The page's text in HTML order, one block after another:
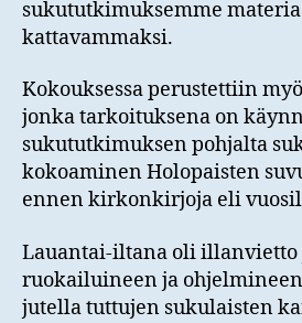
sukututkimuksemme
kattavammaksi.
Kokouksessa perustettiin
jonka tarkoituksena on
sukututkimuksen pohjalta
kokoaminen Holopaisten
ennen kirkonkirjoja eli
Lauantai-iltana oli
ruokailuineen ja
jutella tuttujen sukulaisten